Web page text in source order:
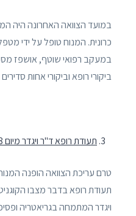
כרונית. המנוח טופל על ידי
במעקב רפואי שוטף, אושפז
ביקורי רופא וביקורי אחות
תעודת רופא ד"ר ויגדר מיום 28.1.18
טרם עריכת הצוואה הופנה
תעודת רופא בדבר מצבו
ויגדר המתמחה בגריאטריה